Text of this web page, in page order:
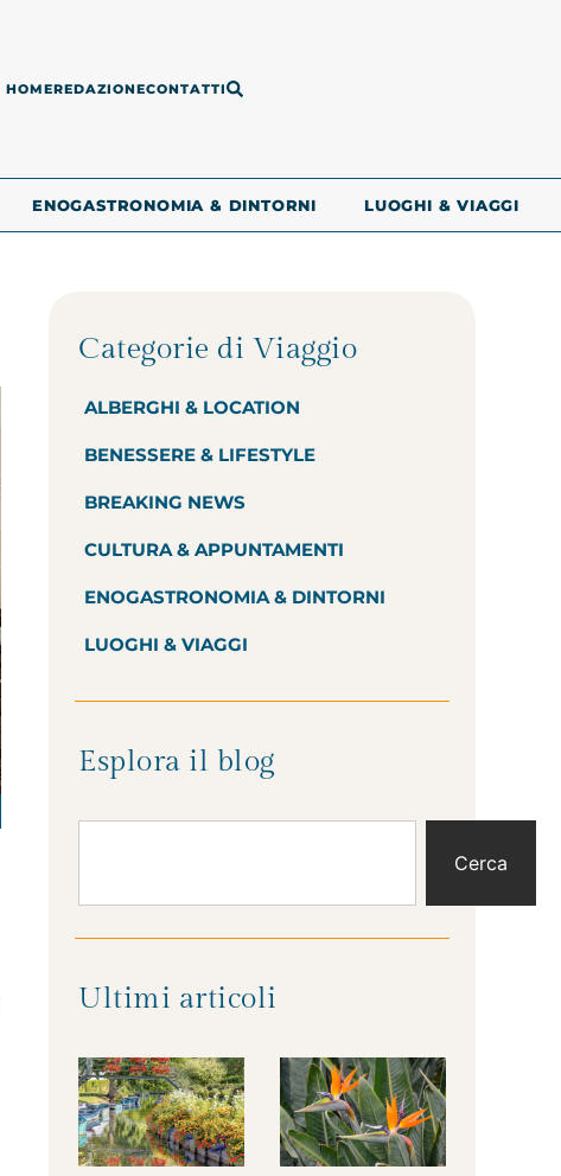
HOMEREDAZIONECONTATTI
ENOGASTRONOMIA & DINTORNI LUOGHI & VIAGGI
Categorie di Viaggio
ALBERGHI & LOCATION
BENESSERE & LIFESTYLE
BREAKING NEWS
CULTURA & APPUNTAMENTI
ENOGASTRONOMIA & DINTORNI
LUOGHI & VIAGGI
Esplora il blog
Cerca
Ultimi articoli